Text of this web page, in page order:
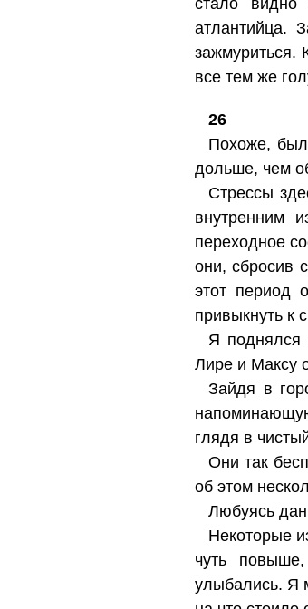
стало видно
атлантийца.
зажмуриться.
все тем же
26
Похоже,
дольше, чем
Стрессы
внутренним
переходное
они, сбросив
этот период
привыкнуть к
Я поднялся
Лире и Максу
Зайдя в
глядя в
Они так
об этом
Любуясь
Некоторые
чуть
улыбались. Я